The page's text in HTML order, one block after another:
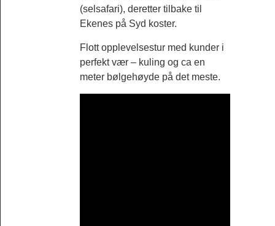
(selsafari), deretter tilbake til
Ekenes på Syd koster.
Flott opplevelsestur med kunder i
perfekt vær – kuling og ca en
meter bølgehøyde på det meste.